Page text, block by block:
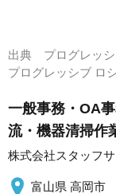
出典 プログレッ
プログレッシブ ロ
一般事務・OA
流・機器清掃作
株式会社スタッフ
富山県 高岡市